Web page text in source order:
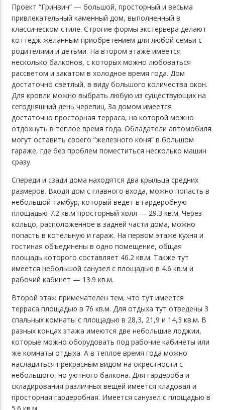
Проект “Гринвич” — большой, просторный и весьма
привлекательный каменный дом, выполненный в
классическом стиле. Строгие формы экстерьера делают
коттедж желанным приобретением для любой семьи с
родителями и детьми. На втором этаже имеется
несколько балконов, с которых можно любоваться
рассветом и закатом в холодное время года. Дом
достаточно светлый, в виду большого количества окон.
Для кровли можно выбрать любую из существующих на
сегодняшний день черепиц. За домом имеется
достаточно просторная терраса, на которой можно
отдохнуть в теплое время года. Обладатели автомобиля
могут оставить своего “железного коня” в большом
гараже, где без проблем поместиться несколько машин
сразу.
Спереди и сзади дома находятся два крыльца средних
размеров. Входя дом с главного входа, можно попасть в
небольшой тамбур, который ведет в гардеробную
площадью 7.2 кв.м просторный холл — 29.3 кв.м. Через
кольцо, расположенное в задней части дома, можно
попасть в котельную и гараж. На первом этаже кухня и
гостиная объединены в одно помещение, общая
площадь которого составляет 46.2 кв.м. Также тут
имеется небольшой санузел с площадью в 4.6 кв.м и
рабочий кабинет — 13.9 кв.м.
Второй этаж примечателен тем, что тут имеется
терраса площадью в 76 кв.м. Для отдыха тут отведены 3
спальных комнаты с площадью в 28,3, 21,9 и 14,3 кв.м. В
разных концах этажа имеются две небольшие лоджии,
которые можно оборудовать под рабочие кабинеты или
же комнаты отдыха. А в теплое время года можно
насладиться прекрасным видом на окрестности с
небольшого, но уютного балкона. Для гардероба и
складирования различных вещей имеется кладовая и
просторная гардеробная. Имеется санузел с площадью в
5.6 кв.м.